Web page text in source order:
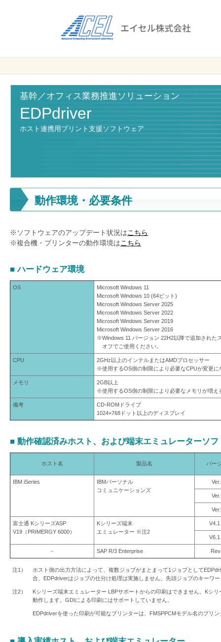
株式会社
ス
効
率
ス
削
を
支
基幹／オフィス業務推進ソリューション
EDPdriver
ホスト連携用プリント支援ソフトウェア
動作環境・必要条件
※ソフトウェアのアップデート状況はこちら
※複合機・プリンターの動作環境はこちら
■ ハードウェア環境
OS
Microsoft Windows 11
Microsoft Windows 10 (64ビット)
Microsoft Windows Server 2025
Microsoft Windows Server 2022
Microsoft Windows Server 2019
Microsoft Windows Server 2016
※Windows 11 バージョン 22H2以降で追加された
オフでご使用ください。
CPU
2GHz以上のインテルまたはAMDプロセッサー
※使用するOS側の制限により必要なCPUが変更に
メモリ
2GB以上
※使用するOS側の制限により必要なメモリが増え
備考
CD-ROMドライブ
1024×768ドット以上のディスプレイ
■ 動作確認済みホスト、および端末エミュレーターソフ
ホスト名 製品名 バー
IBM iSeries
IBMパーソナル
コミュニケーションズ
富士通 KシリーズASP
V19（PRIMERGY 6000）
Kシリーズ端末
エミュレーター ※注2
－ SAP R/3 Enterprise
注1）
ホスト側の出力方法によって、複数ジョブがまとまって1ジョブとして
合、EDPdriverはジョブの仕分け処理は実施しません。先頭ジョブのキーワ
注2）
Kシリーズ端末エミュレーター LBPサポートからの印刷はできません。Kシ
動作します。GDIによる印刷にはサポートしていません。
EDPdriverを使った印刷が可能なプリンターは、FMSPPCMモデル名のプリ
セ
株
式
会
社